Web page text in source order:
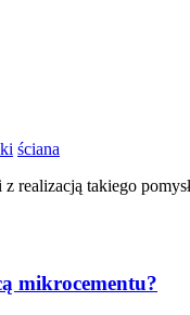
ściana
takiego
mikrocementu?